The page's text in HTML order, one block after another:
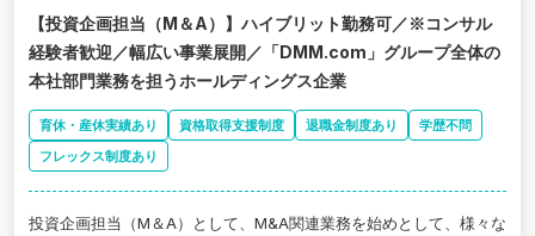
【投資企画担当（M＆A）】ハイブリット勤務可／※コンサル
経験者歓迎／幅広い事業展開／「DMM.com」グループ全体の
本社部門業務を担うホールディングス企業
育休・産休実績あり 資格取得支援制度 退職金制度あり
学歴不問
フレックス制度あり
投資企画担当（M＆A）として、M&A関連業務を始めとして、様々な